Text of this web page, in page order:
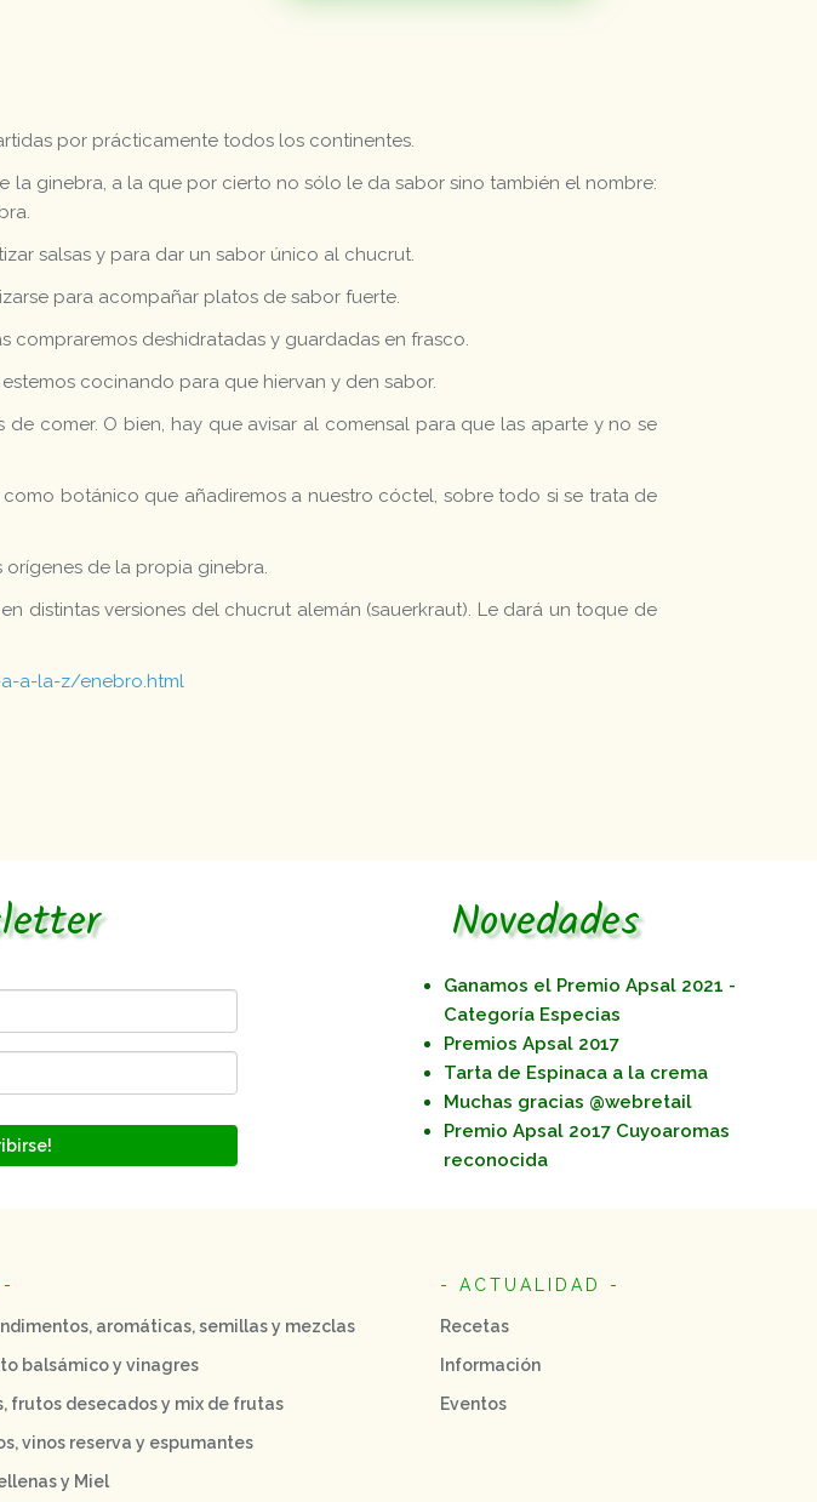
por prácticamente todos los continentes.
ginebra, a la que por cierto no sólo le da sabor sino también el nombre:
salsas y para dar un sabor único al chucrut.
para acompañar platos de sabor fuerte.
compraremos deshidratadas y guardadas en frasco.
cocinando para que hiervan y den sabor.
comer. O bien, hay que avisar al comensal para que las aparte y no se
botánico que añadiremos a nuestro cóctel, sobre todo si se trata de
de la propia ginebra.
distintas versiones del chucrut alemán (sauerkraut). Le dará un toque de
a-la-z/enebro.html
Novedades
Ganamos el Premio Apsal 2021 -
Categoría Especias
Premios Apsal 2017
Tarta de Espinaca a la crema
Muchas gracias @webretail
Premio Apsal 2o17 Cuyoaromas
reconocida
aromáticas, semillas y mezclas
balsámico y vinagres
frutos desecados y mix de frutas
vinos reserva y espumantes
y Miel
- ACTUALIDAD -
Recetas
Información
Eventos